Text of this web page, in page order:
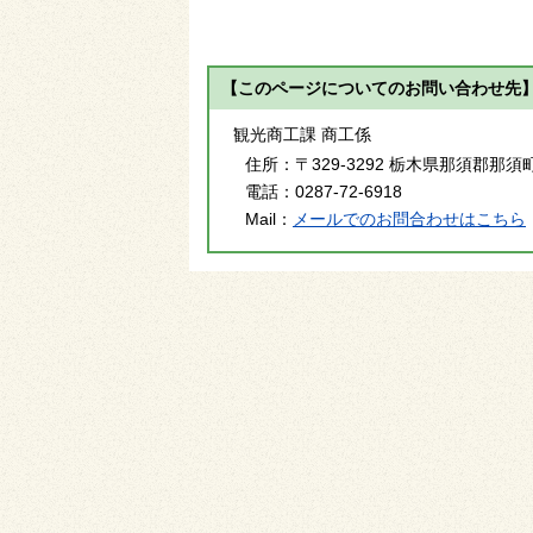
【このページについてのお問い合わせ先
観光商工課 商工係
住所： 〒329-3292 栃木県那須郡那須
電話： 0287-72-6918
Mail：
メールでのお問合わせはこちら